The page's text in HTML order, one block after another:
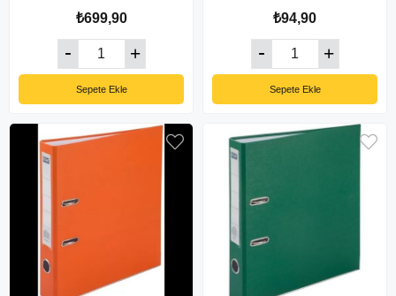
₺699,90
Sepete Ekle
₺94,90
Sepete Ekle